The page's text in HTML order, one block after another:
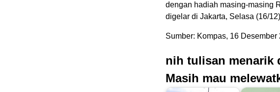
dengan hadiah masing-masing
digelar di Jakarta, Selasa (16/
Sumber: Kompas, 16 Desember
nih tulisan menarik
Masih mau